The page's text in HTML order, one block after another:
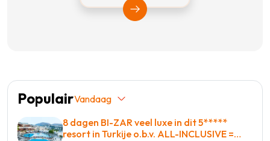
Bekijk Vakantiediscounter
PopulairVandaag
8 dagen BI-ZAR veel luxe in dit 5*****
resort in Turkije o.b.v. ALL-INCLUSIVE =